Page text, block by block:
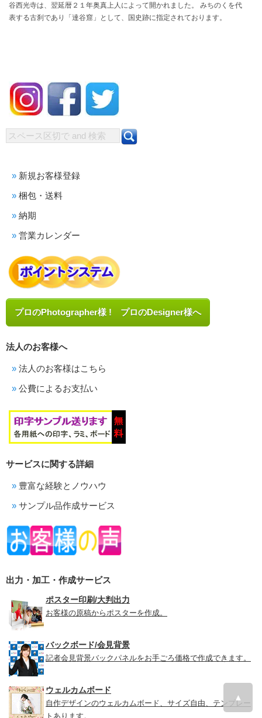
谷西光寺は、翌延暦２１年奥真上人によって開かれました。 みちのくを代
表する古刹であり「達谷窟」として、国史跡に指定されております。
新規お客様登録
梱包・送料
納期
営業カレンダー
プロのPhotographer様 ! プロのDesigner様へ
法人のお客様へ
法人のお客様はこちら
公費によるお支払い
サービスに関する詳細
豊富な経験とノウハウ
サンプル品作成サービス
出力・加工・作成サービス
ポスター印刷/大判出力
お客様の原稿からポスターを作成。
バックボード/会見背景
記者会見背景バックパネルをお手ごろ価格で作成できます。
ウェルカムボード
自作デザインのウェルカムボード、サイズ自由、テンプレー
トあります。
▲